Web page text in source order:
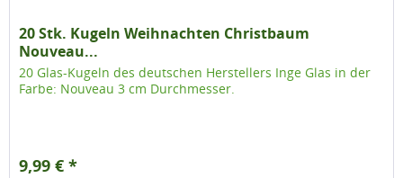
20 Stk. Kugeln Weihnachten Christbaum
Nouveau...
20 Glas-Kugeln des deutschen Herstellers Inge Glas in der
Farbe: Nouveau 3 cm Durchmesser.
9,99 € *